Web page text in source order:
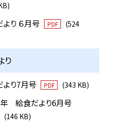
り ６月号 PDF
(524
り
より7月号 PDF (343 KB)
給食だより6月号
(146 KB)